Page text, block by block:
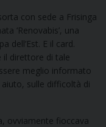
con sede a Frisinga
‘Renovabis’, una
dell’Est. E il card.
il direttore di tale
meglio informato
sulle difficoltà di
ovviamente fioccava